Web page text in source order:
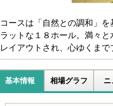
コースは「自然との調和」
ラットな１８ホール。満々
レイアウトされ、心ゆくまで
基本情報 相場グラフ ニ